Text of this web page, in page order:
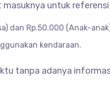
untuk
dan Rp.50.000 (Anak-
kendaraan.
tanpa adanya